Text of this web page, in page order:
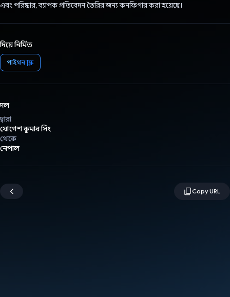
এবং পরিষ্কার, ব্যাপক প্রতিবেদন তৈরির জন্য কনফিগার করা হয়েছে।
দিয়ে নির্মিত
পাইথন ফ্লাস্ক
দল
দ্বারা
যোগেশ কুমার সিং
থেকে
নেপাল